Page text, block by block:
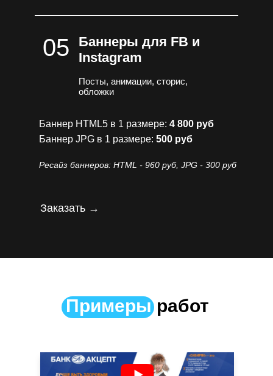
Баннеры для FB и
Instagram
05
Посты, анимации, сторис,
обложки
Заказать →
Баннер HTML5 в 1 размере: 4 800 руб
Баннер JPG в 1 размере: 500 руб
Ресайз баннеров: HTML - 960 руб, JPG - 300 руб
Примерыработ